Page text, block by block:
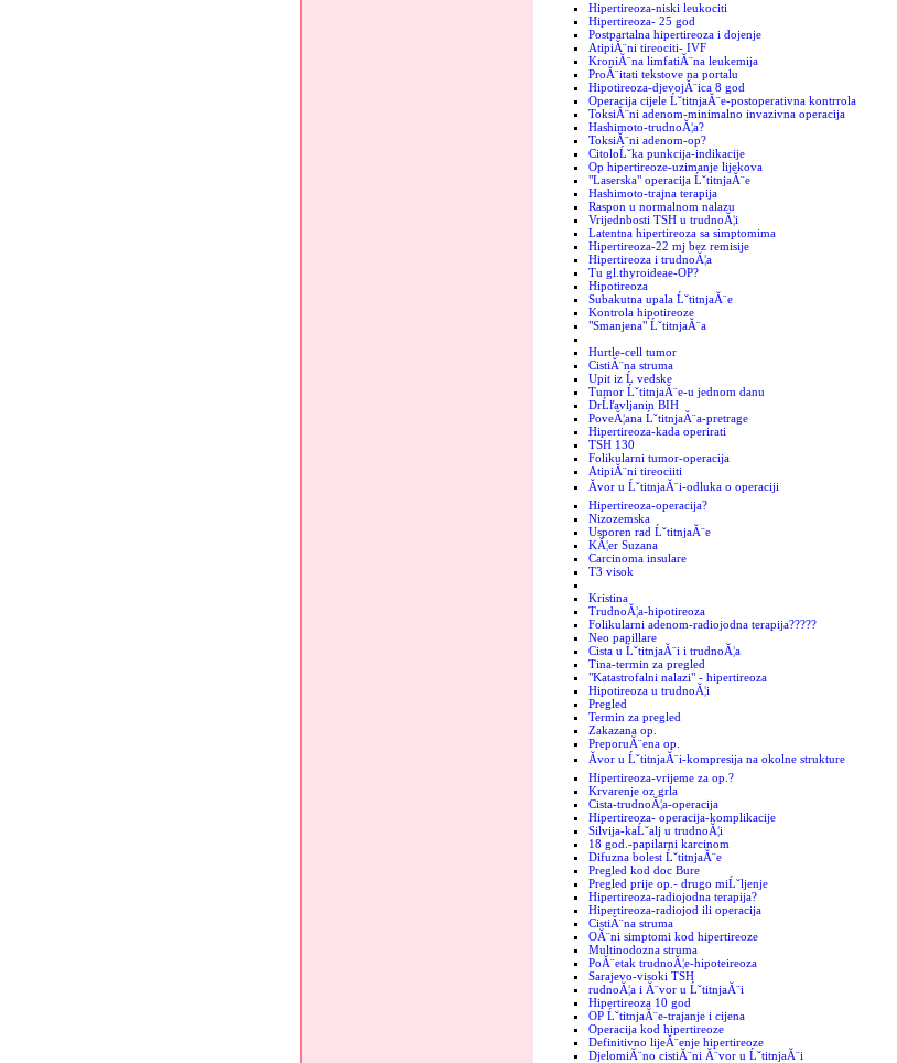
Hipertireoza-niski leukociti
Hipertireoza- 25 god
Postpartalna hipertireoza i dojenje
AtipiĂ¨ni tireociti- IVF
KroniĂ¨na limfatiĂ¨na leukemija
ProĂ¨itati tekstove na portalu
Hipotireoza-djevojĂ¨ica 8 god
Operacija cijele ĹˇtitnjaĂ¨e-postoperativna kontrrola
ToksiĂ¨ni adenom-minimalno invazivna operacija
Hashimoto-trudnoĂ¦a?
ToksiĂ¨ni adenom-op?
CitoloĹˇka punkcija-indikacije
Op hipertireoze-uzimanje lijekova
"Laserska" operacija ĹˇtitnjaĂ¨e
Hashimoto-trajna terapija
Raspon u normalnom nalazu
Vrijednbosti TSH u trudnoĂ¦i
Latentna hipertireoza sa simptomima
Hipertireoza-22 mj bez remisije
Hipertireoza i trudnoĂ¦a
Tu gl.thyroideae-OP?
Hipotireoza
Subakutna upala ĹˇtitnjaĂ¨e
Kontrola hipotireoze
"Smanjena" ĹˇtitnjaĂ¨a
Hurtle-cell tumor
CistiĂ¨na struma
Upit iz Ĺ vedske
Tumor ĹˇtitnjaĂ¨e-u jednom danu
DrĹľavljanin BIH
PoveĂ¦ana ĹˇtitnjaĂ¨a-pretrage
Hipertireoza-kada operirati
TSH 130
Folikularni tumor-operacija
AtipiĂ¨ni tireociiti
Ăvor u ĹˇtitnjaĂ¨i-odluka o operaciji
Hipertireoza-operacija?
Nizozemska
Usporen rad ĹˇtitnjaĂ¨e
KĂ¦er Suzana
Carcinoma insulare
T3 visok
Kristina
TrudnoĂ¦a-hipotireoza
Folikularni adenom-radiojodna terapija?????
Neo papillare
Cista u ĹˇtitnjaĂ¨i i trudnoĂ¦a
Tina-termin za pregled
"Katastrofalni nalazi" - hipertireoza
Hipotireoza u trudnoĂ¦i
Pregled
Termin za pregled
Zakazana op.
PreporuĂ¨ena op.
Ăvor u ĹˇtitnjaĂ¨i-kompresija na okolne strukture
Hipertireoza-vrijeme za op.?
Krvarenje oz grla
Cista-trudnoĂ¦a-operacija
Hipertireoza- operacija-komplikacije
Silvija-kaĹˇalj u trudnoĂ¦i
18 god.-papilarni karcinom
Difuzna bolest ĹˇtitnjaĂ¨e
Pregled kod doc Bure
Pregled prije op.- drugo miĹˇljenje
Hipertireoza-radiojodna terapija?
Hipertireoza-radiojod ili operacija
CistiĂ¨na struma
OĂ¨ni simptomi kod hipertireoze
Multinodozna struma
PoĂ¨etak trudnoĂ¦e-hipoteireoza
Sarajevo-visoki TSH
rudnoĂ¦a i Ă¨vor u ĹˇtitnjaĂ¨i
Hipertireoza 10 god
OP ĹˇtitnjaĂ¨e-trajanje i cijena
Operacija kod hipertireoze
Definitivno lijeĂ¨enje hipertireoze
DjelomiĂ¨no cistiĂ¨ni Ă¨vor u ĹˇtitnjaĂ¨i